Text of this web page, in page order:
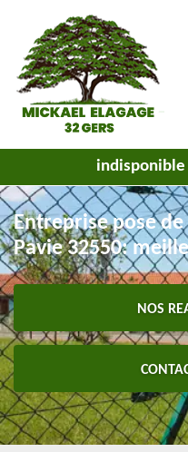
indisponible
Entreprise pose
Pavie 32550:
NOS